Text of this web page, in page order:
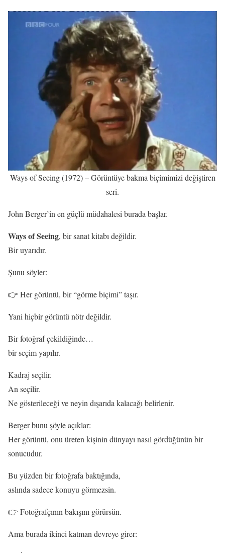
Ways of Seeing (1972) – Görüntüye bakma biçimimizi değiştiren
seri.
John Berger’in en güçlü müdahalesi burada başlar.
Ways of Seeing, bir sanat kitabı değildir.
Bir uyarıdır.
Şunu söyler:
👉 Her görüntü, bir “görme biçimi” taşır.
Yani hiçbir görüntü nötr değildir.
Bir fotoğraf çekildiğinde…
bir seçim yapılır.
Kadraj seçilir.
An seçilir.
Ne gösterileceği ve neyin dışarıda kalacağı belirlenir.
Berger bunu şöyle açıklar:
Her görüntü, onu üreten kişinin dünyayı nasıl gördüğünün bir
sonucudur.
Bu yüzden bir fotoğrafa baktığında,
aslında sadece konuyu görmezsin.
👉 Fotoğrafçının bakışını görürsün.
Ama burada ikinci katman devreye girer: